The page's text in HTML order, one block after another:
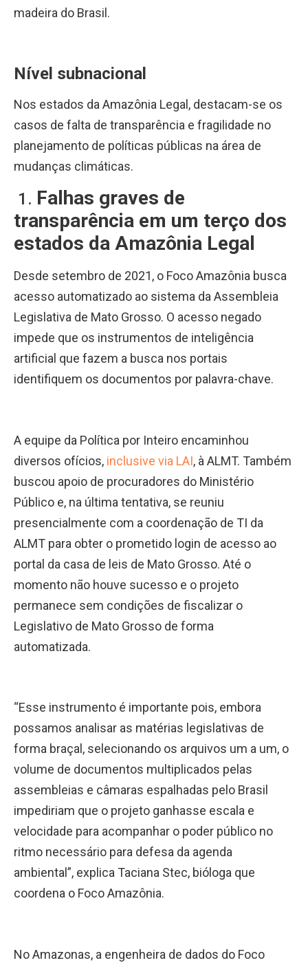
madeira do Brasil.
Nível subnacional
Nos estados da Amazônia Legal, destacam-se os
casos de falta de transparência e fragilidade no
planejamento de políticas públicas na área de
mudanças climáticas.
1. Falhas graves de
transparência em um terço dos
estados da Amazônia Legal
Desde setembro de 2021, o Foco Amazônia busca
acesso automatizado ao sistema da Assembleia
Legislativa de Mato Grosso. O acesso negado
impede que os instrumentos de inteligência
artificial que fazem a busca nos portais
identifiquem os documentos por palavra-chave.
A equipe da Política por Inteiro encaminhou
diversos ofícios, inclusive via LAI, à ALMT. Também
buscou apoio de procuradores do Ministério
Público e, na última tentativa, se reuniu
presencialmente com a coordenação de TI da
ALMT para obter o prometido login de acesso ao
portal da casa de leis de Mato Grosso. Até o
momento não houve sucesso e o projeto
permanece sem condições de fiscalizar o
Legislativo de Mato Grosso de forma
automatizada.
“Esse instrumento é importante pois, embora
possamos analisar as matérias legislativas de
forma braçal, selecionando os arquivos um a um, o
volume de documentos multiplicados pelas
assembleias e câmaras espalhadas pelo Brasil
impediriam que o projeto ganhasse escala e
velocidade para acompanhar o poder público no
ritmo necessário para defesa da agenda
ambiental”, explica Taciana Stec, bióloga que
coordena o Foco Amazônia.
No Amazonas, a engenheira de dados do Foco